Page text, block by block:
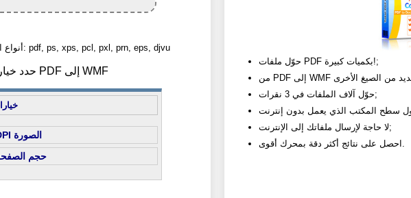
أنواع الملفات المسموح بها: pdf, ps, xps, pcl, pxl, prn, eps, djvu
2) حدد خيارات تحويل PDF إلى WMF
DPI الصورة
حجم
حوّل ملفات PDF بكميات كبيرة!;
حوّل آلاف الملفات في 3 نقرات;
لا حاجة لإرسال ملفاتك إلى الإنترنت;
احصل على نتائج أكثر دقة بمحرك أقوى.